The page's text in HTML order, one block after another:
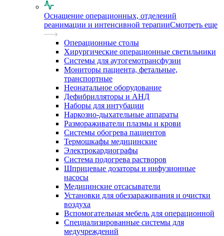
Оснащение операционных, отделений
реанимации и интенсивной терапииСмотреть еще
Операционные столы
Хирургические операционные светильники
Системы для аутогемотрансфузии
Мониторы пациента, фетальные,
транспортные
Неонатальное оборудование
Дефибрилляторы и АНД
Наборы для интубации
Наркозно-дыхательные аппараты
Размораживатели плазмы и крови
Системы обогрева пациентов
Термошкафы медицинские
Электрокардиографы
Cистема подогрева растворов
Шприцевые дозаторы и инфузионные
насосы
Медицинские отсасыватели
Установки для обеззараживания и очистки
воздуха
Вспомогательная мебель для операционной
Специализированные системы для
медучреждений